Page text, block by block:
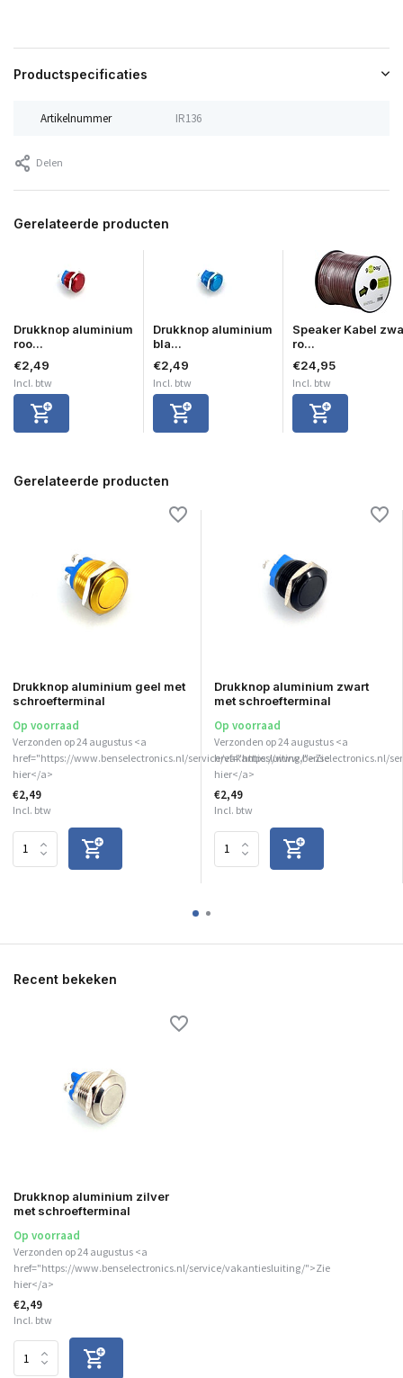
Productspecificaties
Artikelnummer IR136
Delen
Gerelateerde producten
Drukknop aluminium
roo...
€2,49
Incl. btw
Drukknop aluminium
bla...
€2,49
Incl. btw
Speaker Kabel
ro...
€24,95
Incl. btw
Gerelateerde producten
Drukknop aluminium geel met
schroefterminal
Op voorraad
Verzonden op 24 augustus <a
href="https://www.benselectronics.nl/service/vakantiesluiting/">Zie
hier</a>
€2,49
Incl. btw
Drukknop aluminium zwart
met schroefterminal
Op voorraad
Verzonden op 24 augustus <a
href="https://www.benselectronics.nl/
hier</a>
€2,49
Incl. btw
Recent bekeken
Drukknop aluminium zilver
met schroefterminal
Op voorraad
Verzonden op 24 augustus <a
href="https://www.benselectronics.nl/service/vakantiesluiting/">Zie
hier</a>
€2,49
Incl. btw